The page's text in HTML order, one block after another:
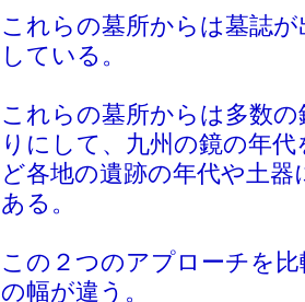
これらの墓所からは墓誌
している。
これらの墓所からは多数
りにして、九州の鏡の年
ど各地の遺跡の年代や土
ある。
この２つのアプローチを
の幅が違う。